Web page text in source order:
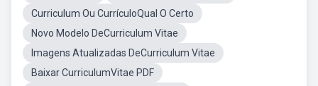
Curriculum Ou CurrículoQual O Certo
Novo Modelo DeCurriculum Vitae
Imagens Atualizadas DeCurriculum Vitae
Baixar CurriculumVitae PDF